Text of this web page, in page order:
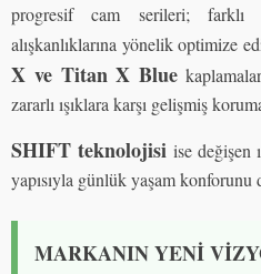
progresif cam serileri; farklı
alışkanlıklarına yönelik optimize
X ve Titan X Blue
zararlı ışıklara karşı gelişmiş
SHIFT teknolojisi ise değişen
yapısıyla günlük yaşam konforunu
MARKANIN YENİ